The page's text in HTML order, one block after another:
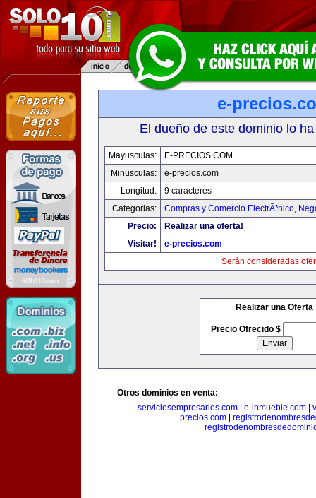
e-
El dueño de este dominio lo
Mayusculas:
E-PRECIOS.COM
Minusculas:
e-precios.com
Longitud:
9 caracteres
Categorias:
Compras y Comercio ElectrÃ³nico,
Precio:
Realizar una oferta!
Visitar!
e-precios.com
Serán consideradas
Realizar una Oferta
Precio Ofrecido $
Otros dominios en venta:
serviciosempresarios.com| e-inmueble.com|
precios.com